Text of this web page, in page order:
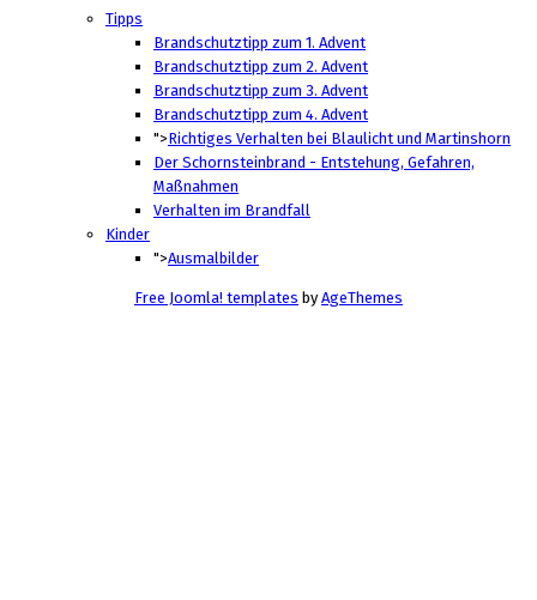
Tipps
Brandschutztipp zum 1. Advent
Brandschutztipp zum 2. Advent
Brandschutztipp zum 3. Advent
Brandschutztipp zum 4. Advent
">Richtiges Verhalten bei Blaulicht und Martinshorn
Der Schornsteinbrand - Entstehung, Gefahren,
Maßnahmen
Verhalten im Brandfall
Kinder
">Ausmalbilder
Free Joomla! templates byAgeThemes